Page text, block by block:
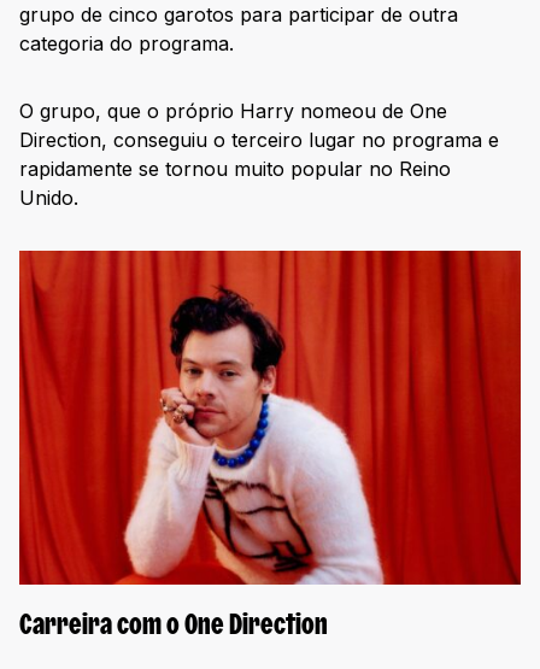
grupo de cinco garotos para participar de outra
categoria do programa.
O grupo, que o próprio Harry nomeou de One
Direction, conseguiu o terceiro lugar no programa e
rapidamente se tornou muito popular no Reino
Unido.
Carreira com o One Direction